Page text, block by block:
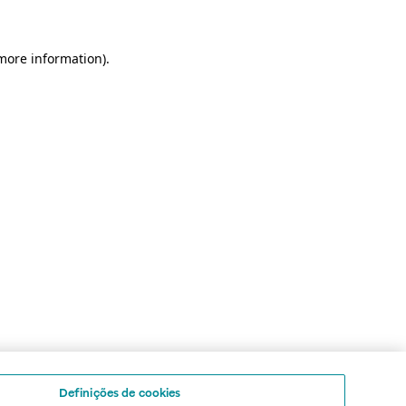
information).
Definições de cookies